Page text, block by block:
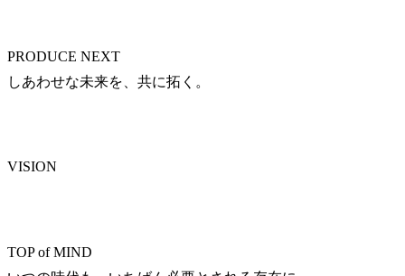
PRODUCE NEXT
しあわせな未来を、共に拓く。
VISION
TOP of MIND